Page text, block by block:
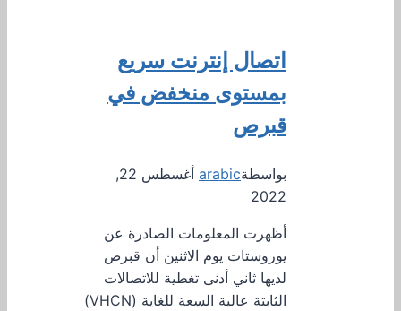
اتصال إنترنت سريع
بمستوى منخفض في
قبرص
بواسطةarabic
أغسطس 22,
2022
أظهرت المعلومات الصادرة عن
يوروستات يوم الاثنين أن قبرص
لديها ثاني أدنى تغطية للاتصالات
الثابتة عالية السعة للغاية (VHCN)